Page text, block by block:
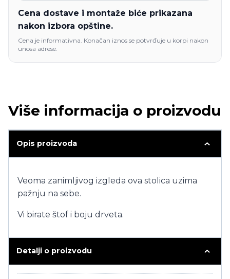
Cena dostave i montaže biće prikazana
nakon izbora opštine.
Cena je informativna. Konačan iznos se potvrđuje u korpi nakon
unosa adrese.
Više informacija o proizvodu
Opis proizvoda
Veoma zanimljivog izgleda ova stolica uzima
pažnju na sebe.
Vi birate štof i boju drveta.
Detalji o proizvodu